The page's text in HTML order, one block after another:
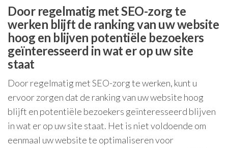
Door regelmatig met SEO-zorg te
werken blijft de ranking van uw website
hoog en blijven potentiële bezoekers
geïnteresseerd in wat er op uw site
staat
Door regelmatig met SEO-zorg te werken, kunt u
ervoor zorgen dat de ranking van uw website hoog
blijft en potentiële bezoekers geïnteresseerd blijven
in wat er op uw site staat. Het is niet voldoende om
eenmaal uw website te optimaliseren voor